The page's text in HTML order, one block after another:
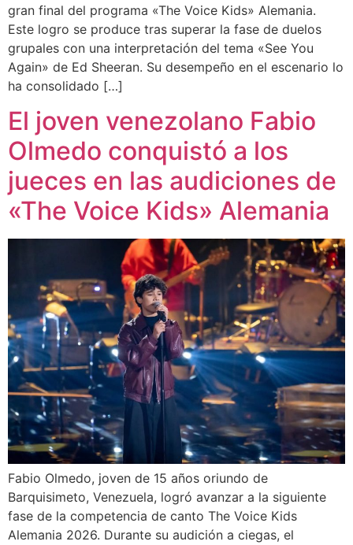
gran final del programa «The Voice Kids» Alemania.
Este logro se produce tras superar la fase de duelos
grupales con una interpretación del tema «See You
Again» de Ed Sheeran. Su desempeño en el escenario lo
ha consolidado […]
El joven venezolano Fabio
Olmedo conquistó a los
jueces en las audiciones de
«The Voice Kids» Alemania
Fabio Olmedo, joven de 15 años oriundo de
Barquisimeto, Venezuela, logró avanzar a la siguiente
fase de la competencia de canto The Voice Kids
Alemania 2026. Durante su audición a ciegas, el